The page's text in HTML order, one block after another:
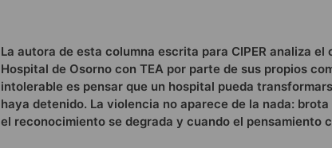
La autora de esta columna escrita para CIPER analiza
Hospital de Osorno con TEA por parte de sus propios
intolerable es pensar que un hospital pueda
haya detenido. La violencia no aparece de la nada:
el reconocimiento se degrada y cuando el pensamiento